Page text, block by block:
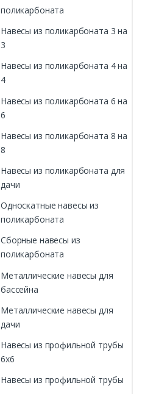
поликарбоната
Навесы из поликарбоната 3 на
3
Навесы из поликарбоната 4 на
4
Навесы из поликарбоната 6 на
6
Навесы из поликарбоната 8 на
8
Навесы из поликарбоната для
дачи
Односкатные навесы из
поликарбоната
Сборные навесы из
поликарбоната
Металлические навесы для
бассейна
Металлические навесы для
дачи
Навесы из профильной трубы
6х6
Навесы из профильной трубы